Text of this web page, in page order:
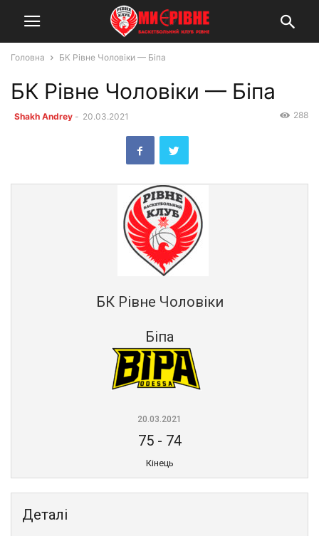
Головна БК Рівне Чоловіки — Біпа
БК Рівне Чоловіки — Біпа
Shakh Andrey - 20.03.2021 288
БК Рівне Чоловіки
Біпа
20.03.2021
75- 74
Кінець
Деталі